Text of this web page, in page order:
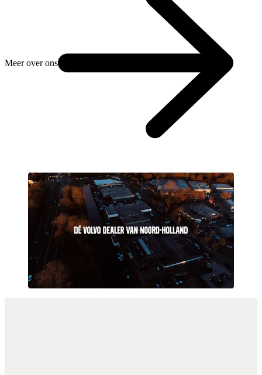
Meer over ons
Mute Settings
Play